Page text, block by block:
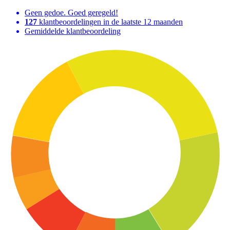
Geen gedoe. Goed geregeld!
127 klantbeoordelingen in de laatste 12 maanden
Gemiddelde klantbeoordeling